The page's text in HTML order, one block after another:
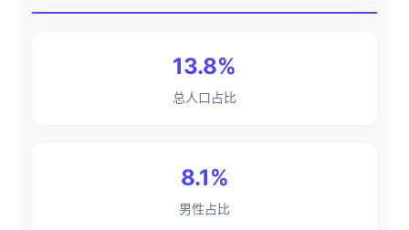
13.8%
总人口占比
8.1%
男性占比